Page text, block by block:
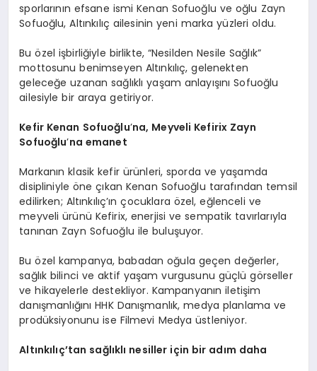
sporlarının efsane ismi Kenan Sofuoğlu ve oğlu Zayn
Sofuoğlu, Altınkılıç ailesinin yeni marka yüzleri oldu.
Bu özel işbirliğiyle birlikte, “Nesilden Nesile Sağlık”
mottosunu benimseyen Altınkılıç, gelenekten
geleceğe uzanan sağlıklı yaşam anlayışını Sofuoğlu
ailesiyle bir araya getiriyor.
Kefir Kenan Sofuoğlu’na, Meyveli Kefirix Zayn
Sofuoğlu’na emanet
Markanın klasik kefir ürünleri, sporda ve yaşamda
disipliniyle öne çıkan Kenan Sofuoğlu tarafından temsil
edilirken; Altınkılıç’ın çocuklara özel, eğlenceli ve
meyveli ürünü Kefirix, enerjisi ve sempatik tavırlarıyla
tanınan Zayn Sofuoğlu ile buluşuyor.
Bu özel kampanya, babadan oğula geçen değerler,
sağlık bilinci ve aktif yaşam vurgusunu güçlü görseller
ve hikayelerle destekliyor. Kampanyanın iletişim
danışmanlığını HHK Danışmanlık, medya planlama ve
prodüksiyonunu ise Filmevi Medya üstleniyor.
Altınkılıç’tan sağlıklı nesiller için bir adım daha